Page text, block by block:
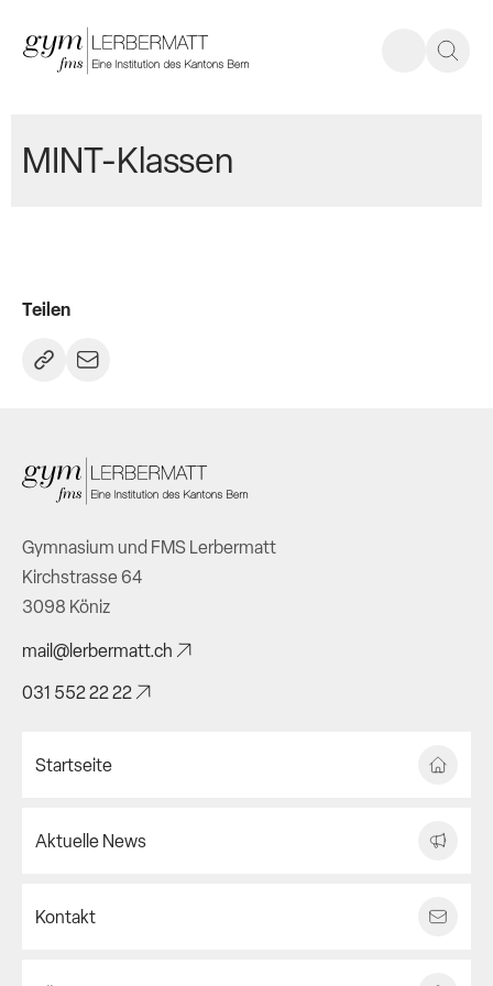
MINT-Klassen
Teilen
Gymnasium und FMS Lerbermatt
Kirchstrasse 64
3098 Köniz
mail@lerbermatt.ch
031 552 22 22
Startseite
Aktuelle News
Kontakt